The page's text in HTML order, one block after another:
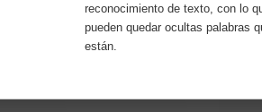
reconocimiento de texto, con lo
pueden quedar ocultas palabras
están.